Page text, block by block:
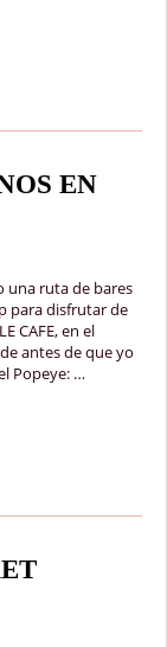
EN
una ruta de bares
para disfrutar de
CAFE, en el
antes de que yo
Popeye: …